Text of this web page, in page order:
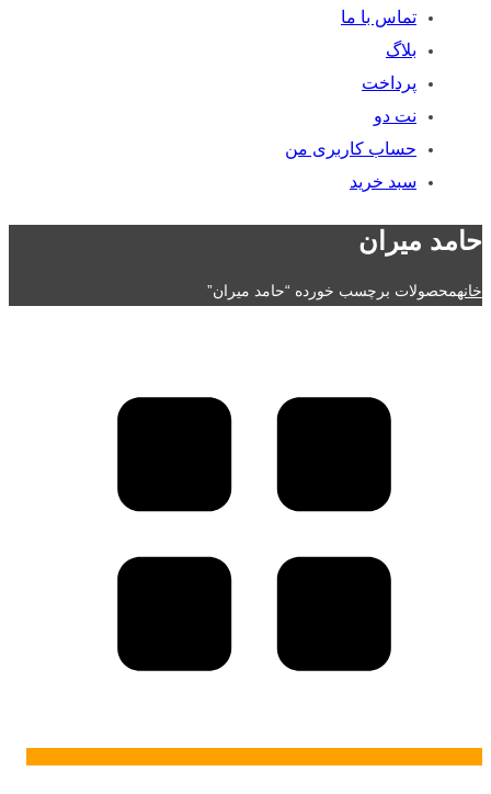
تماس با ما
بلاگ
پرداخت
نت دو
حساب کاربری من
سبد خرید
حامد میران
خانهمحصولات برچسب خورده “حامد میران”